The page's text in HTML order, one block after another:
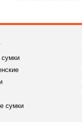
сумки